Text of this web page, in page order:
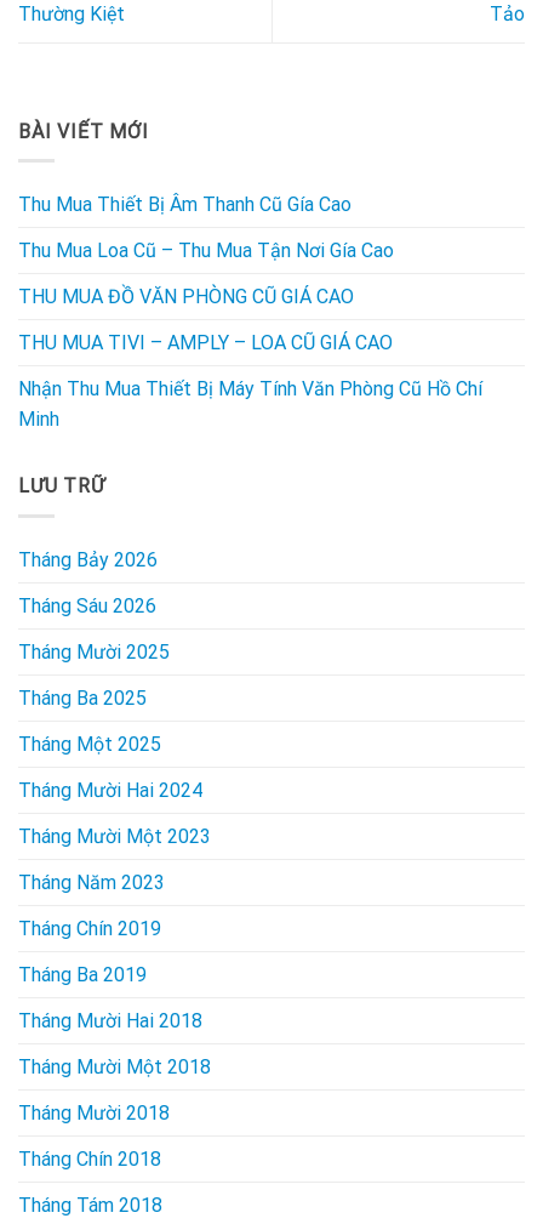
Thường Kiệt
Tảo
BÀI VIẾT MỚI
Thu Mua Thiết Bị Âm Thanh Cũ Gía Cao
Thu Mua Loa Cũ – Thu Mua Tận Nơi Gía Cao
THU MUA ĐỒ VĂN PHÒNG CŨ GIÁ CAO
THU MUA TIVI – AMPLY – LOA CŨ GIÁ CAO
Nhận Thu Mua Thiết Bị Máy Tính Văn Phòng Cũ Hồ Chí
Minh
LƯU TRỮ
Tháng Bảy 2026
Tháng Sáu 2026
Tháng Mười 2025
Tháng Ba 2025
Tháng Một 2025
Tháng Mười Hai 2024
Tháng Mười Một 2023
Tháng Năm 2023
Tháng Chín 2019
Tháng Ba 2019
Tháng Mười Hai 2018
Tháng Mười Một 2018
Tháng Mười 2018
Tháng Chín 2018
Tháng Tám 2018